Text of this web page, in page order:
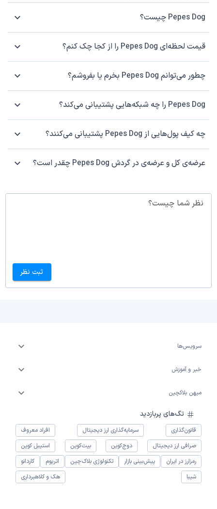
Pepes Dog چیست؟
قیمت لحظه‌ای Pepes Dog را از کجا چک کنم؟
چطور می‌توانم Pepes Dog بخرم یا بفروشم؟
Pepes Dog را چه شبکه‌هایی پشتیبانی می‌کند؟
چه کیف پول‌هایی از Pepes Dog پشتیبانی می‌کنند؟
عرضه‌ی کل و عرضه‌ی در گردش Pepes Dog چقدر است؟
نظر شما چیست؟
ثبت نظر
سرویس‌ها
خبر و آموزش
میهن بلاکچین
تگ‌های پربازدید
قانون‌گذاری سرمایه‌گذاری ارز دیجیتال
افراد معروف
صرافی ارز دیجیتال
دوج‌کوین بیت‌کوین
استیبل کوین
رمزارز در ایران
پیش‌بینی بازار تکنولوژی بلاک‌چین اتریوم
کاردانو
شیبا
هک و کلاهبرداری